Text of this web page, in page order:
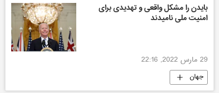
بایدن را مشکل واقعی و تهدیدی برای
امنیت ملی نامیدند
29 مارس 2022, 22:16
جهان